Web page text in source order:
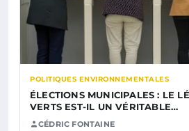
POLITIQUES ENVIRONNEMENTALES
ÉLECTIONS MUNICIPALES : LE
VERTS EST-IL UN VÉRITABLE…
CÉDRIC FONTAINE